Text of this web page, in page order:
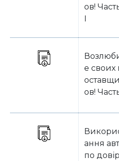
ов!
І
е своих
ов!
ання
по